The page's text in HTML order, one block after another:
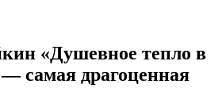
«Душевное тепло в
самая драгоценная